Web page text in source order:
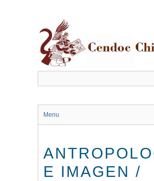
Menu
E IMAGEN /